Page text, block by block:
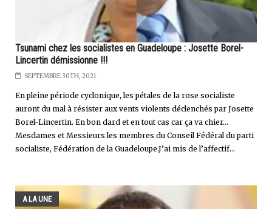
Tsunami chez les socialistes en Guadeloupe : Josette Borel-
Lincertin démissionne !!!
SEPTEMBRE 30TH, 2021
En pleine période cyclonique, les pétales de la rose socialiste
auront du mal à résister aux vents violents déclenchés par Josette
Borel-Lincertin. En bon dard et en tout cas car ça va chier...
Mesdames et Messieurs les membres du Conseil Fédéral du parti
socialiste, Fédération de la Guadeloupe.J’ai mis de l’affectif...
A LA UNE